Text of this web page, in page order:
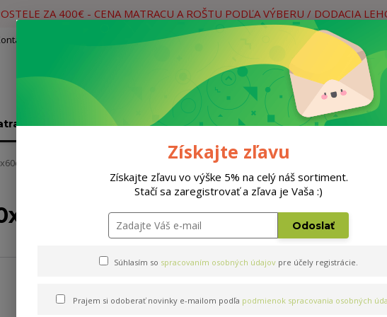
ZA 400€ - CENA MATRACU A ROŠTU PODĽA VÝBERU / DODACIA
Hľadať
Neviete si rady? Zavolajte.
Rošty Doplnky Postele
Získajte zľavu
Získajte zľavu vo výške 5% na celý náš sortiment.
Stačí sa zaregistrovať a zľava je Vaša :)
Odoslať
Súhlasím so spracovaním osobných údajov pre účely registrácie.
Prajem si odoberať novinky e-mailom podľa podmienok spracovania osobných